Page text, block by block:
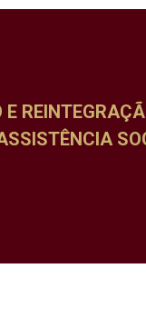
CALENDÁRIO
DISCIPLINAS DO